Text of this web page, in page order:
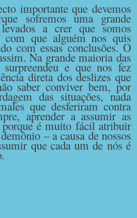
importante que devemos
sofremos uma grande
a crer que somos
que alguém nos quis
com essas conclusões. O
Na grande maioria das
e que nos fez
direta dos deslizes que
saber conviver bem, por
das situações, nada
que desferiram contra
aprender a assumir as
porque é muito fácil atribuir
– a causa de nossos
que cada um de nós é